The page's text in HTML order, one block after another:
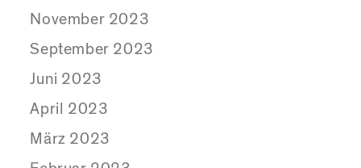
November 2023
September 2023
Juni 2023
April 2023
März 2023